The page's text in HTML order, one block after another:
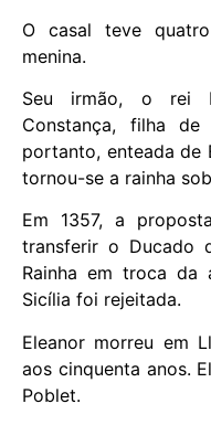
O casal teve
menina.
Seu irmão, o rei
Constança, filha
portanto, enteada de
tornou-se a rainha
Em 1357, a
transferir o Ducado
Rainha em troca da
Sicília foi rejeitada.
Eleanor morreu em
aos cinquenta anos.
Poblet.